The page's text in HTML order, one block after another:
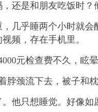
还是和朋友吃饭时？
乎睡两个小时就会
频，存在手机里。
元检查费不久，眩晕
颈流下去，被子和枕
只想睡觉。好像如